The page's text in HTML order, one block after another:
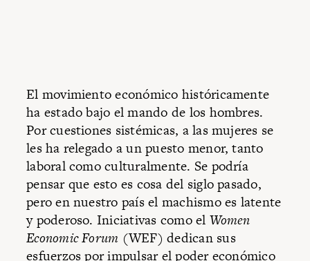
El movimiento económico históricamente
ha estado bajo el mando de los hombres.
Por cuestiones sistémicas, a las mujeres se
les ha relegado a un puesto menor, tanto
laboral como culturalmente. Se podría
pensar que esto es cosa del siglo pasado,
pero en nuestro país el machismo es latente
y poderoso. Iniciativas como el Women
Economic Forum (WEF) dedican sus
esfuerzos por impulsar el poder económico